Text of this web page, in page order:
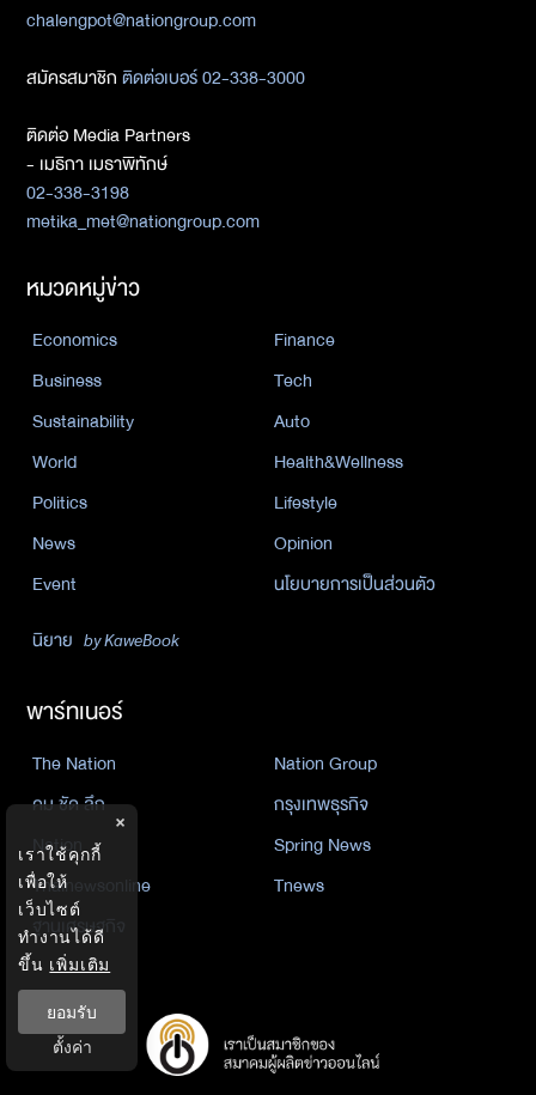
chalengpot@nationgroup.com
สมัครสมาชิกติดต่อเบอร์ 02-338-3000
ติดต่อ Media Partners
- เมธิกา เมธาพิทักษ์
02-338-3198
metika_met@nationgroup.com
หมวดหมู่ข่าว
Economics
Finance
Business
Tech
Sustainability
Auto
World
Health&Wellness
Politics
Lifestyle
News
Opinion
Event
นโยบายการเป็นส่วนตัว
นิยาย by KaweBook
พาร์ทเนอร์
The Nation
Nation Group
คม ชัด ลึก
กรุงเทพธุรกิจ
Nation
Spring News
Thainewsonline
Tnews
ฐานเศรษฐกิจ
×
เราใช้คุกกี้
เพื่อให้
เว็บไซต์
ทำงานได้ดี
ขึ้น เพิ่มเติม
ยอมรับ
ตั้งค่า